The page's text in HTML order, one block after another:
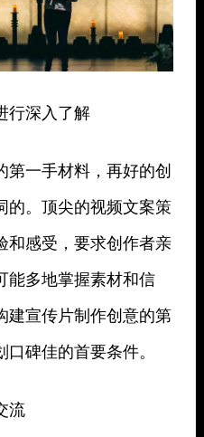
行深入了解
第一手材料，再好的创
的。顶尖的视频文案策
和感受，要求创作者亲
能多地掌握素材和信
建宣传片制作创意的第
碑佳的首要条件。
流